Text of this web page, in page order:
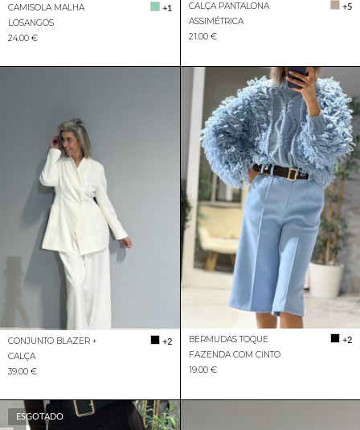
CAMISOLA MALHA
LOSANGOS
+1
24.00 €
CALÇA PANTALONA
ASSIMÉTRICA
+5
21.00 €
CONJUNTO BLAZER +
CALÇA
+2
39.00 €
BERMUDAS TOQUE
FAZENDA COM CINTO
+2
19.00 €
ESGOTADO